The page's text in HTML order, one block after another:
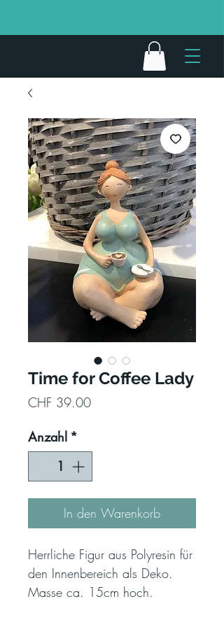
Time for Coffee Lady
CHF 39.00Preis
Anzahl *
In den Warenkorb
Herrliche Figur aus Polyresin für
den Innenbereich als Deko.
Masse ca. 15cm hoch.